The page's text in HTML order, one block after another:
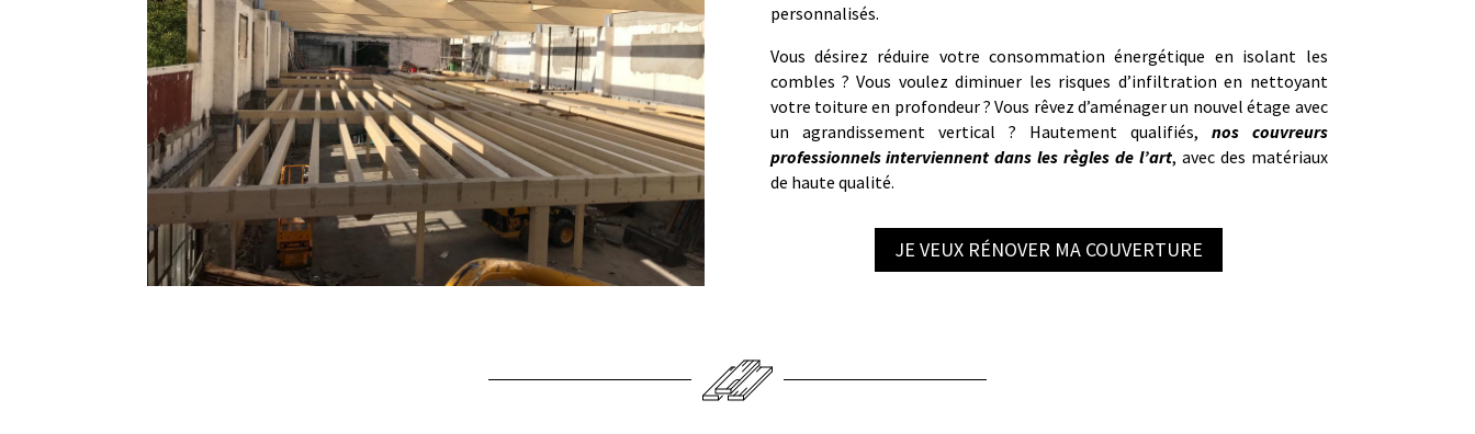
personnalisés.
Vous désirez réduire votre consommation énergétique en isolant les
combles ? Vous voulez diminuer les risques d’infiltration en nettoyant
votre toiture en profondeur ? Vous rêvez d’aménager un nouvel étage avec
un agrandissement vertical ? Hautement qualifiés, nos couvreurs
professionnels interviennent dans les règles de l’art, avec des matériaux
de haute qualité.
JE VEUX RÉNOVER MA COUVERTURE